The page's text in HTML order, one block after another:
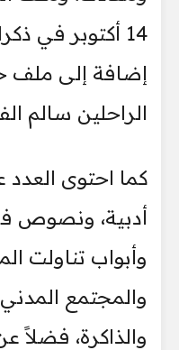
14 أكتوبر في
إضافة إلى
الراحلين سالم
كما احتوى
أدبية، ونصوص
وأبواب تناولت
والمجتمع
والذاكرة،